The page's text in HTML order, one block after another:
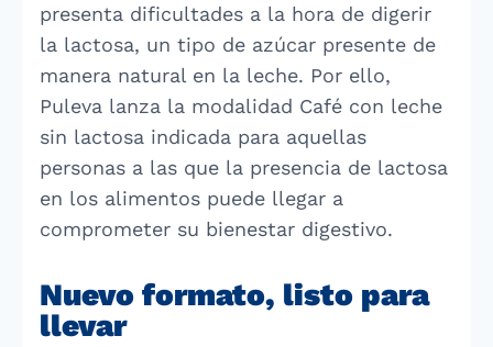
presenta dificultades a la hora de digerir
la lactosa, un tipo de azúcar presente de
manera natural en la leche. Por ello,
Puleva lanza la modalidad Café con leche
sin lactosa indicada para aquellas
personas a las que la presencia de lactosa
en los alimentos puede llegar a
comprometer su bienestar digestivo.
Nuevo formato, listo para
llevar